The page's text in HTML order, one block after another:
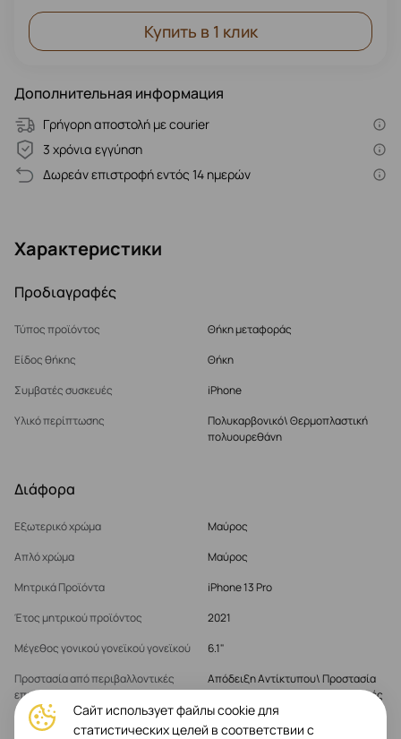
Купить в 1 клик
Дополнительная информация
Γρήγορη αποστολή με courier
3 χρόνια εγγύηση
Δωρεάν επιστροφή εντός 14 ημερών
Характеристики
Προδιαγραφές
Τύπος προϊόντος
Θήκη μεταφοράς
Είδος θήκης
Θήκη
Συμβατές συσκευές
iPhone
Υλικό περίπτωσης
Πολυκαρβονικό\ Θερμοπλαστική
πολυουρεθάνη
Διάφορα
Εξωτερικό χρώμα
Μαύρος
Απλό χρώμα
Μαύρος
Μητρικά Προϊόντα
iPhone 13 Pro
Έτος μητρικού προϊόντος
2021
Μέγεθος γονικού γονεϊκού γονεϊκού
6.1"
Προστασία από περιβαλλοντικές
επιπτώσεις
Απόδειξη Αντίκτυπου\ Προστασία
από γρατζουνιές, σκόνη και φθορές
Χαρακτηριστικά
Συμβατό με ασύρματους φορτιστές
Сайт использует файлы cookie для
статистических целей в соответствии с